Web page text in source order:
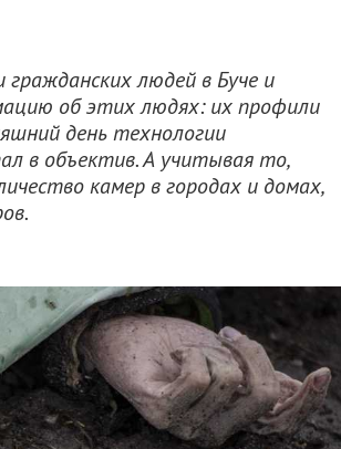
людей в Буче и
об этих людях: их профили
день технологии
в объектив. А учитывая то,
камер в городах и домах,